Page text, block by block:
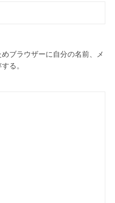
ブラウザーに自分の名前、メ
る。